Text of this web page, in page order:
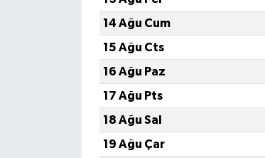
14 Ağu Cum
15 Ağu Cts
16 Ağu Paz
17 Ağu Pts
18 Ağu Sal
19 Ağu Çar